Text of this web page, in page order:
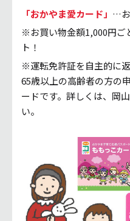
「おかやま愛カード」 …お
※お買い物金額1,000円ご
ト！
※運転免許証を自主的に
65歳以上の高齢者の方の
ードです。詳しくは、 岡
い。